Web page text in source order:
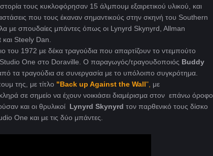
τους κυκλοφόρησαν 15 άλμπουμ εξαιρετικού υλικού, και
που τους έκαναν σημαντικούς στην σκηνή του Southern
με σπουδαίες μπάντες όπως οι Lynyrd Skynyrd, Allman
Steely Dan.
του 1972 με δέκα τραγούδια που απαρτίζουν το ντεμπούτο
One στο Doraville. Ο παραγωγός/τραγουδοποιός Buddy
τα τραγούδια σε συνεργασία με το υπόλοιπο συγκρότημα.
της, με τίτλο "Back up Against the Wall", με
σε σημείο να έχουν νοικιάσει διαμέρισμα στον επάνω όροφο
και οι θρυλικοί Lynyrd Skynyrd τον παρθενικό τους δίσκο
One και με τις δύο μπάντες.